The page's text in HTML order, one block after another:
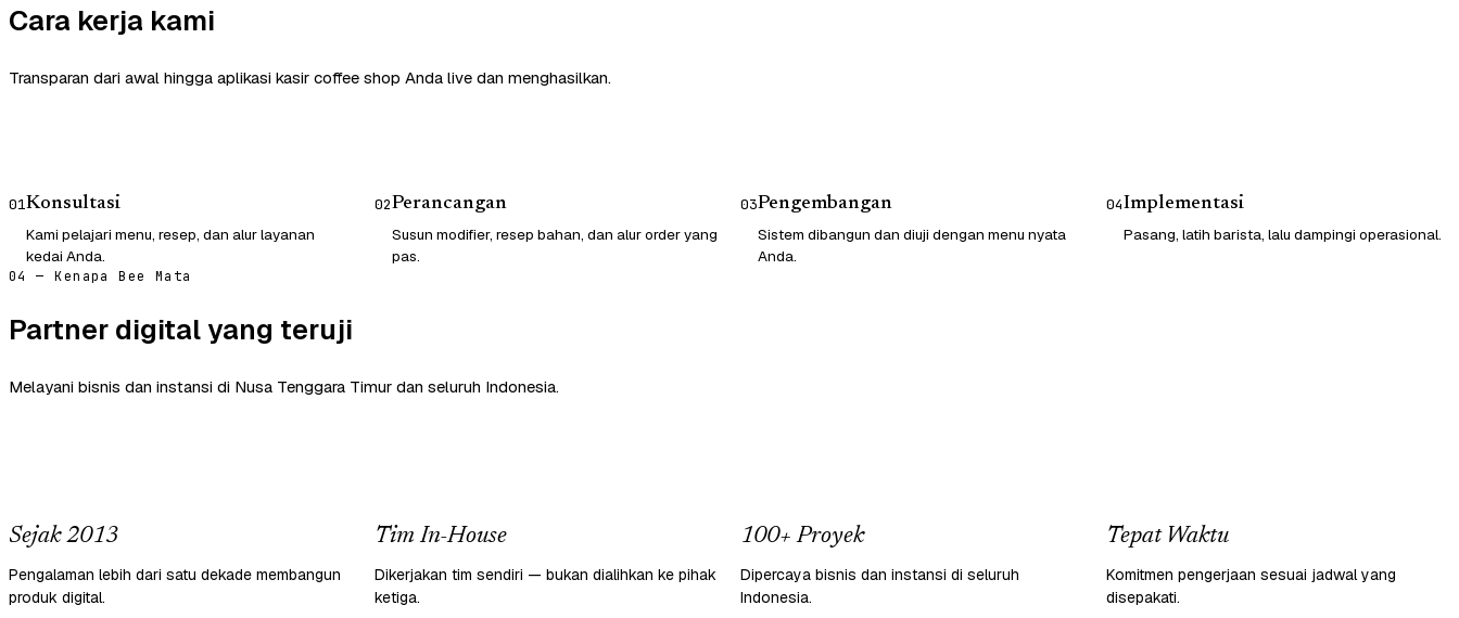
Cara kerja kami
Transparan dari awal hingga aplikasi kasir coffee shop Anda live dan menghasilkan.
01Konsultasi
Kami pelajari menu, resep, dan alur layanan
kedai Anda.
02Perancangan
Susun modifier, resep bahan, dan alur order yang
pas.
03Pengembangan
Sistem dibangun dan diuji dengan menu nyata
Anda.
04Implementasi
Pasang, latih barista, lalu dampingi operasional.
04 — Kenapa Bee Mata
Partner digital yang teruji
Melayani bisnis dan instansi di Nusa Tenggara Timur dan seluruh Indonesia.
Sejak 2013
Pengalaman lebih dari satu dekade membangun
produk digital.
Tim In-House
Dikerjakan tim sendiri — bukan dialihkan ke pihak
ketiga.
100+ Proyek
Dipercaya bisnis dan instansi di seluruh
Indonesia.
Tepat Waktu
Komitmen pengerjaan sesuai jadwal yang
disepakati.